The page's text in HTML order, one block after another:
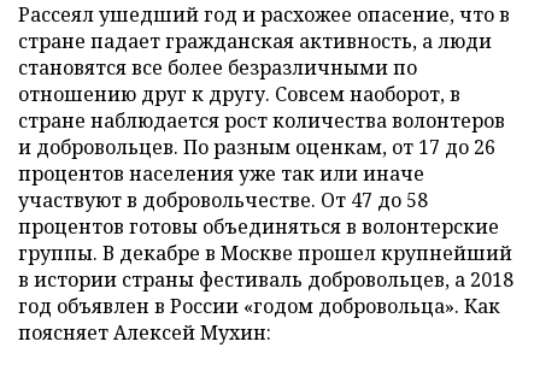
Рассеял ушедший год и расхожее опасение, что в
стране падает гражданская активность, а люди
становятся все более безразличными по
отношению друг к другу. Совсем наоборот, в
стране наблюдается рост количества волонтеров
и добровольцев. По разным оценкам, от 17 до 26
процентов населения уже так или иначе
участвуют в добровольчестве. От 47 до 58
процентов готовы объединяться в волонтерские
группы. В декабре в Москве прошел крупнейший
в истории страны фестиваль добровольцев, а 2018
год объявлен в России «годом добровольца». Как
поясняет Алексей Мухин: